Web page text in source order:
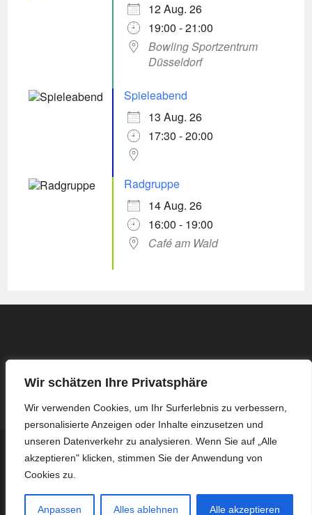
Wir schätzen Ihre Privatsphäre
Wir verwenden Cookies, um Ihr Surferlebnis zu verbessern,
personalisierte Anzeigen oder Inhalte einzusetzen und
unseren Datenverkehr zu analysieren. Wenn Sie auf „Alle
akzeptieren" klicken, stimmen Sie der Anwendung von
Cookies zu.
Anpassen Alles ablehnen Alle akzeptieren
12 Aug. 26
19:00 - 21:00
Bowling Sportzentrum
Düsseldorf
Spieleabend
13 Aug. 26
17:30 - 20:00
Radgruppe
14 Aug. 26
16:00 - 19:00
Café am Wald
Kontakt
Impressum / Datenschutzerklärung
Protokoll Basis-Treffen – 16.03.2026
Protokoll Basis-Treffen – 13.04.2026
Protokoll Basis-Treffen – 27.04.2026